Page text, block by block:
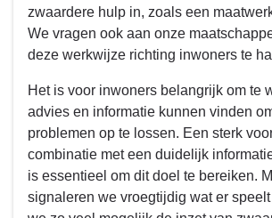
zwaardere hulp in, zoals een
We vragen ook aan onze
deze werkwijze richting inwoners te
Het is voor inwoners belangrijk om te
advies en informatie kunnen vinden
problemen op te lossen. Een sterk
combinatie met een duidelijk
is essentieel om dit doel te bereiken.
signaleren we vroegtijdig wat er